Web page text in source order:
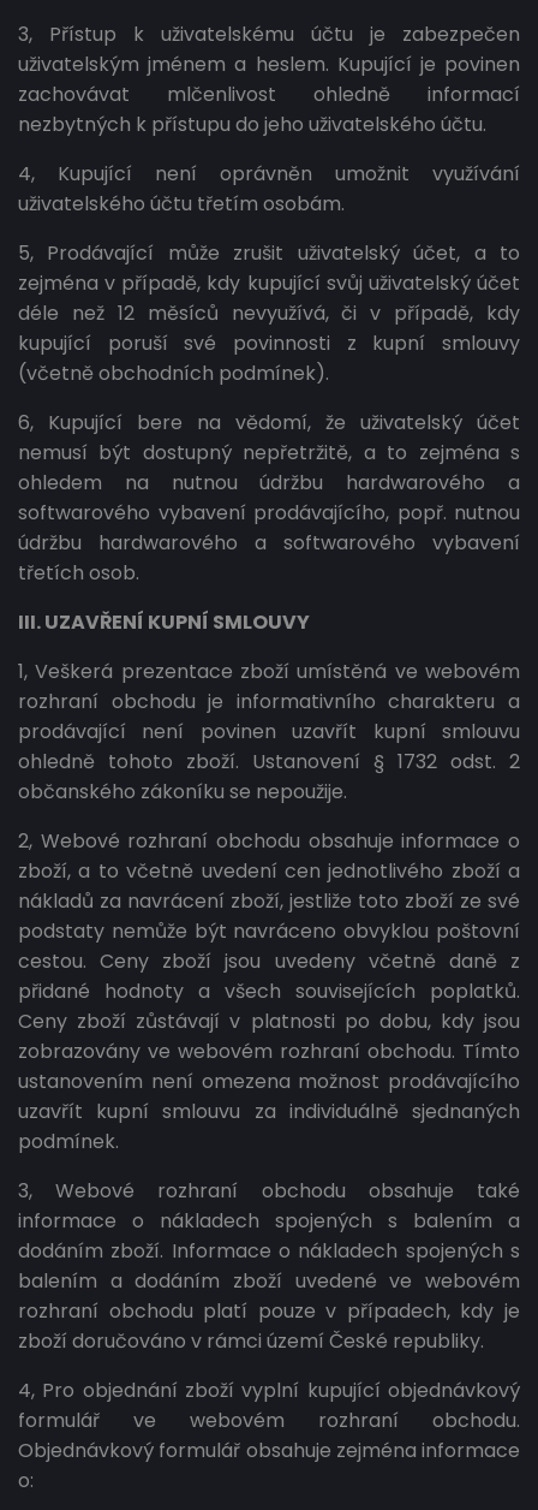
3, Přístup k uživatelskému účtu je zabezpečen
uživatelským jménem a heslem. Kupující je povinen
zachovávat mlčenlivost ohledně informací
nezbytných k přístupu do jeho uživatelského účtu.
4, Kupující není oprávněn umožnit využívání
uživatelského účtu třetím osobám.
5, Prodávající může zrušit uživatelský účet, a to
zejména v případě, kdy kupující svůj uživatelský účet
déle než 12 měsíců nevyužívá, či v případě, kdy
kupující poruší své povinnosti z kupní smlouvy
(včetně obchodních podmínek).
6, Kupující bere na vědomí, že uživatelský účet
nemusí být dostupný nepřetržitě, a to zejména s
ohledem na nutnou údržbu hardwarového a
softwarového vybavení prodávajícího, popř. nutnou
údržbu hardwarového a softwarového vybavení
třetích osob.
III. UZAVŘENÍ KUPNÍ SMLOUVY
1, Veškerá prezentace zboží umístěná ve webovém
rozhraní obchodu je informativního charakteru a
prodávající není povinen uzavřít kupní smlouvu
ohledně tohoto zboží. Ustanovení § 1732 odst. 2
občanského zákoníku se nepoužije.
2, Webové rozhraní obchodu obsahuje informace o
zboží, a to včetně uvedení cen jednotlivého zboží a
nákladů za navrácení zboží, jestliže toto zboží ze své
podstaty nemůže být navráceno obvyklou poštovní
cestou. Ceny zboží jsou uvedeny včetně daně z
přidané hodnoty a všech souvisejících poplatků.
Ceny zboží zůstávají v platnosti po dobu, kdy jsou
zobrazovány ve webovém rozhraní obchodu. Tímto
ustanovením není omezena možnost prodávajícího
uzavřít kupní smlouvu za individuálně sjednaných
podmínek.
3, Webové rozhraní obchodu obsahuje také
informace o nákladech spojených s balením a
dodáním zboží. Informace o nákladech spojených s
balením a dodáním zboží uvedené ve webovém
rozhraní obchodu platí pouze v případech, kdy je
zboží doručováno v rámci území České republiky.
4, Pro objednání zboží vyplní kupující objednávkový
formulář ve webovém rozhraní obchodu.
Objednávkový formulář obsahuje zejména informace
o: